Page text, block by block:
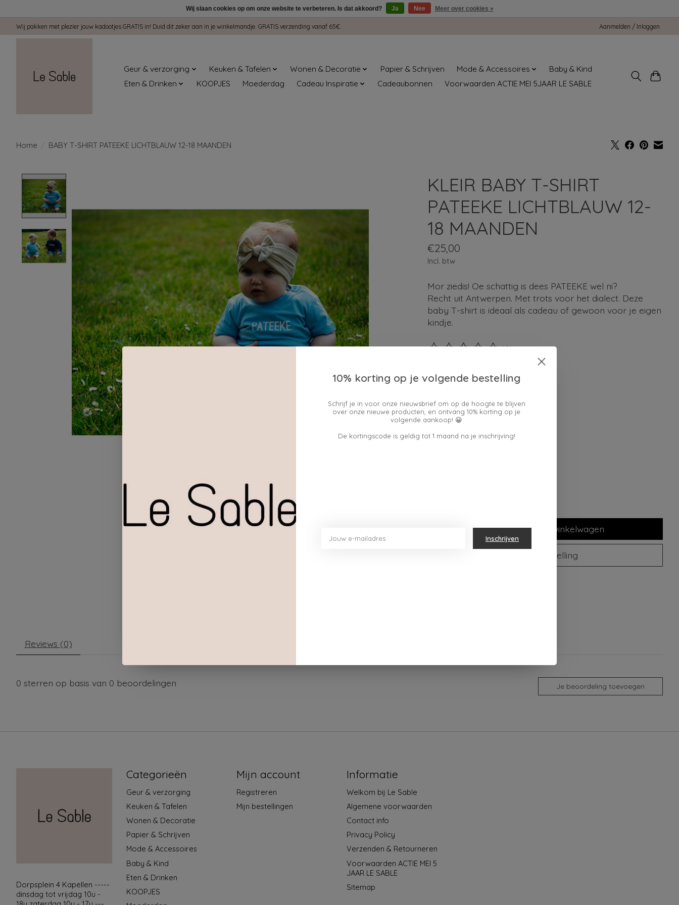
Wij pakken met plezier jouw kadootjes GRATIS in! Duid dit zeker aan in je winkelmandje. GRATIS verzending vanaf 65€. Aanmelden / Inloggen
Geur & verzorging Keuken & Tafelen Wonen & Decoratie Papier & Schrijven Mode & Accessoires
Baby & Kind
Eten & Drinken
KOOPJES Moederdag Cadeau Inspiratie Cadeaubonnen Voorwaarden ACTIE MEI 5JAAR LE SABLE
Home / BABY T-SHIRT PATEEKE LICHTBLAUW 12-18 MAANDEN
KLEIR BABY T-SHIRT
PATEEKE LICHTBLAUW 12-
18 MAANDEN
€25,00
Incl. btw
Mor ziedis! Oe schattig is dees PATEEKE wel ni?
Recht uit Antwerpen. Met trots voor het dialect. Deze
baby T-shirt is ideaal als cadeau of gewoon voor je eigen
kindje.
(0)
cadeauverpakking:
Toevoegen aan winkelwagen
Plaats bestelling
Reviews (0)
0 sterren op basis van 0 beoordelingen Je beoordeling toevoegen
Dorpsplein 4 Kapellen -----
dinsdag tot vrijdag 10u -
Categorieën
Geur & verzorging
Keuken & Tafelen
Wonen & Decoratie
Papier & Schrijven
Mode & Accessoires
Baby & Kind
Eten & Drinken
KOOPJES
Mijn account
Registreren
Mijn bestellingen
Informatie
Welkom bij Le Sable
Algemene voorwaarden
Contact info
Privacy Policy
Verzenden & Retourneren
Voorwaarden ACTIE MEI 5
JAAR LE SABLE
Sitemap
Wij slaan cookies op om onze website te verbeteren. Is dat akkoord? Ja Nee Meer over cookies »
10% korting op je volgende bestelling
Schrijf je in voor onze nieuwsbrief om op de hoogte te blijven
over onze nieuwe producten, en ontvang 10% korting op je
volgende aankoop! 😀
De kortingscode is geldig tot 1 maand na je inschrijving!
Inschrijven